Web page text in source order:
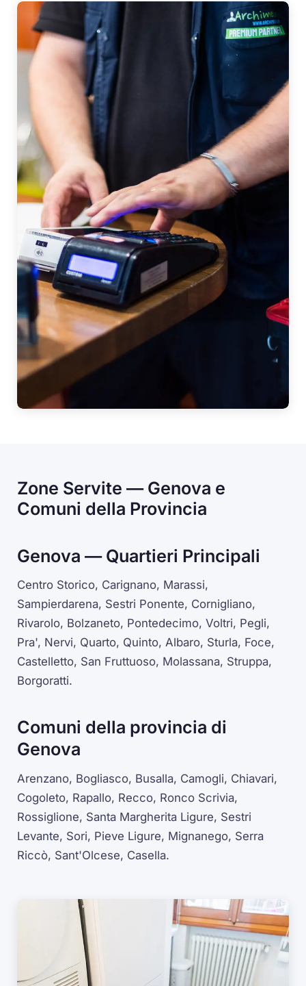
Zone Servite — Genova e
Comuni della Provincia
Genova — Quartieri Principali
Centro Storico, Carignano, Marassi,
Sampierdarena, Sestri Ponente, Cornigliano,
Rivarolo, Bolzaneto, Pontedecimo, Voltri, Pegli,
Pra', Nervi, Quarto, Quinto, Albaro, Sturla, Foce,
Castelletto, San Fruttuoso, Molassana, Struppa,
Borgoratti.
Comuni della provincia di
Genova
Arenzano, Bogliasco, Busalla, Camogli, Chiavari,
Cogoleto, Rapallo, Recco, Ronco Scrivia,
Rossiglione, Santa Margherita Ligure, Sestri
Levante, Sori, Pieve Ligure, Mignanego, Serra
Riccò, Sant'Olcese, Casella.